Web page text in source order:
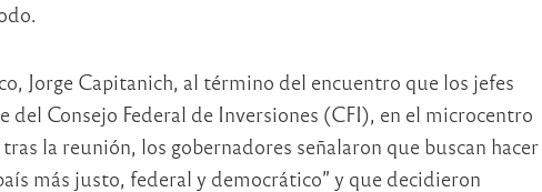
Jorge Capitanich, al término del encuentro que los jefes
del Consejo Federal de Inversiones (CFI), en el microcentro
la reunión, los gobernadores señalaron que buscan hacer
más justo, federal y democrático” y que decidieron